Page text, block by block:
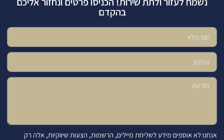
בהקדם
אנחנו לא אוספים מידע לשליחת מיילים, הרשמות, הצעות שיווקיות, אלה רק